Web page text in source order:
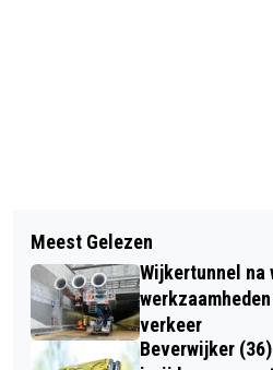
‘LAND VOL LEVEN’
TUINBOUW IN
BINNENDUINRAND
ACHT DAGEN
SANTPOORT
‘KWALLEBALLEN EN
Meest Gelezen
Wijkertunnel na
verkeer
Beverwijker